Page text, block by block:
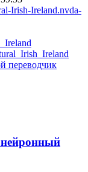
Irish-Ireland.nvda-
переводчик
нейронный